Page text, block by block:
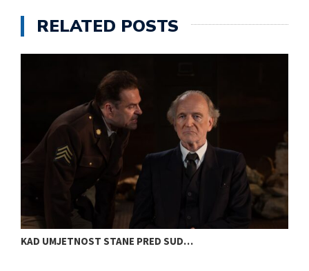
RELATED POSTS
KAD UMJETNOST STANE PRED SUD…